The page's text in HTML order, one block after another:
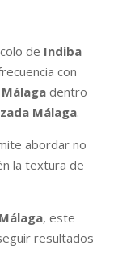
de Indiba
con
dentro
Málaga.
abordar no
la textura de
, este
resultados